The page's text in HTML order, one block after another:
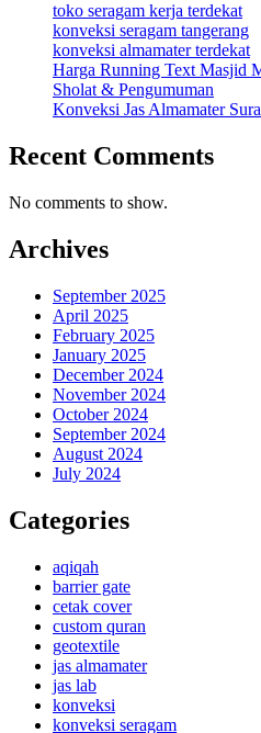
toko seragam kerja terdekat
konveksi seragam tangerang
konveksi almamater terdekat
Harga Running Text Masjid
Sholat & Pengumuman
Konveksi Jas Almamater
Recent Comments
No comments to show.
Archives
September 2025
April 2025
February 2025
January 2025
December 2024
November 2024
October 2024
September 2024
August 2024
July 2024
Categories
aqiqah
barrier gate
cetak cover
custom quran
geotextile
jas almamater
jas lab
konveksi
konveksi seragam